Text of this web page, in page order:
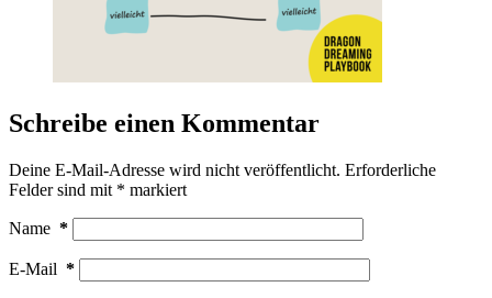
Schreibe einen Kommentar
Deine E-Mail-Adresse wird nicht veröffentlicht. Erforderliche
Felder sind mit * markiert
Name *
E-Mail *